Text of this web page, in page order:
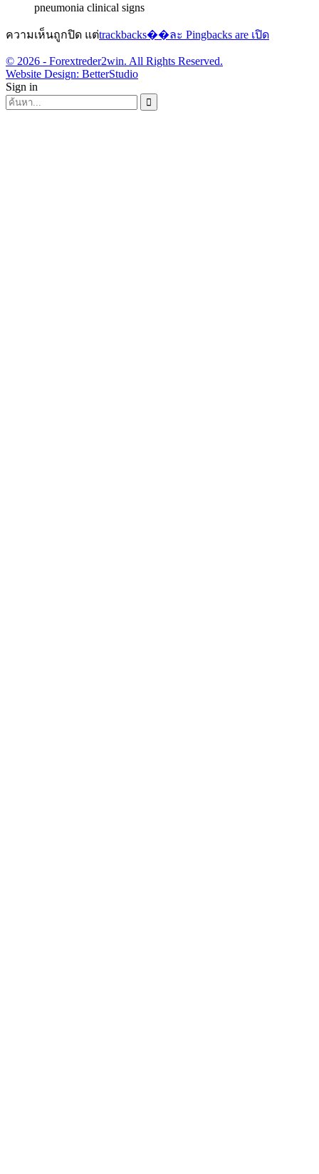
pneumonia clinical signs
ความเห็นถูกปิด แต่trackbacks��ละ Pingbacks are เปิด
© 2026 - Forextreder2win. All Rights Reserved.
Website Design: BetterStudio
Sign in